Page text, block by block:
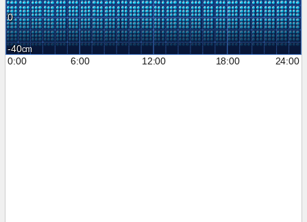
0
-40
0:00
6:00 12:00 18:00 24:00